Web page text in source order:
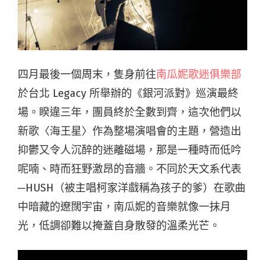
四月最後一個周末，隻身前往南瓜妮歌迷俱樂部
於台北 Legacy 所舉辦的《銀河派對》巡演最終
場。睽違三年，團員終於全數到齊，這次他們以
新歌〈海王星〉作為整場演唱會的主題，營造出
抑鬱又令人沉醉的迷離磁場，那是一種時而低吟
呢喃、時而狂野激昂的音牆。不同於天文系代表
─HUSH（被主唱柯家洋戲稱為孩子的爹）在歌曲
中暗藏的遼闊宇宙，南瓜妮的音樂就像一抹月
光，低調卻難以掩蓋自身散發的溫柔光芒。